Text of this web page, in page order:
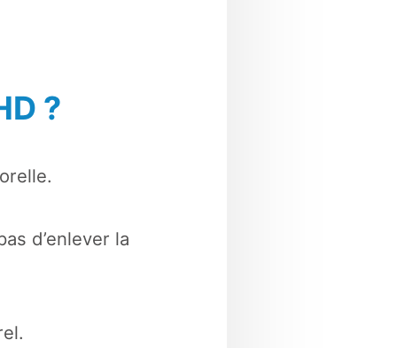
?
d’enlever la